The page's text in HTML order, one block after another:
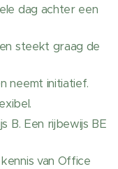
dag achter een
steekt graag de
neemt initiatief.
B. Een rijbewijs BE
van Office